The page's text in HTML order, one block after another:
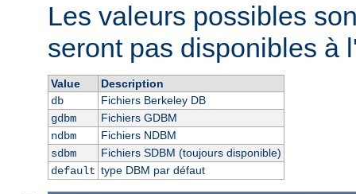
Les valeurs possibles
seront pas disponibles à
Value
Description
db
Fichiers Berkeley DB
gdbm
Fichiers GDBM
ndbm
Fichiers NDBM
sdbm
Fichiers SDBM (toujours disponible)
default type DBM par défaut